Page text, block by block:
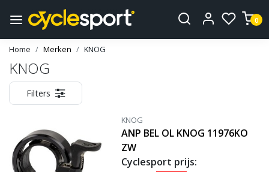
0
Home Merken KNOG
KNOG
Filters
KNOG
ANP BEL OL KNOG 11976KO
ZW
Cyclesport prijs: